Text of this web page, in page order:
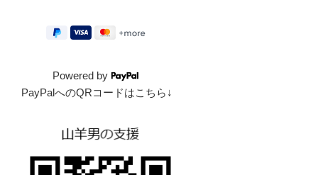
Powered by
PayPalへのQRコードはこちら↓